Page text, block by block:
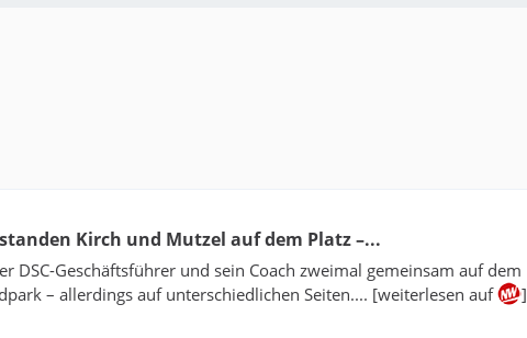
Kirch und Mutzel auf dem Platz –...
DSC-Geschäftsführer und sein Coach zweimal gemeinsam auf dem
– allerdings auf unterschiedlichen Seiten.... [weiterlesen auf
]